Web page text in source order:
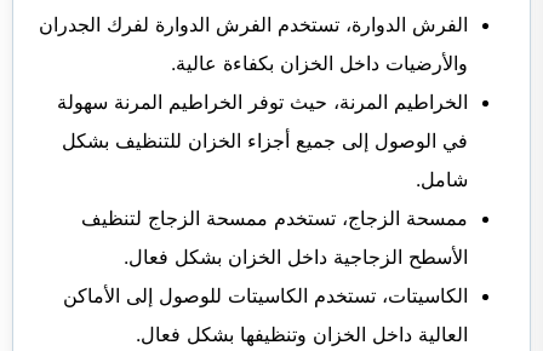
الفرش الدوارة، تستخدم الفرش الدوارة لفرك الجدران
والأرضيات داخل الخزان بكفاءة عالية.
الخراطيم المرنة، حيث توفر الخراطيم المرنة سهولة
في الوصول إلى جميع أجزاء الخزان للتنظيف بشكل
شامل.
ممسحة الزجاج، تستخدم ممسحة الزجاج لتنظيف
الأسطح الزجاجية داخل الخزان بشكل فعال.
الكاسيتات، تستخدم الكاسيتات للوصول إلى الأماكن
العالية داخل الخزان وتنظيفها بشكل فعال.